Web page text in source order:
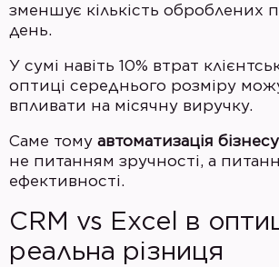
зменшує кількість оброблених
день.
У сумі навіть 10% втрат
оптиці середнього розміру
впливати на місячну виручку.
Саме тому автоматизація
не питанням зручності, а
ефективності.
CRM vs Excel в
реальна різниця